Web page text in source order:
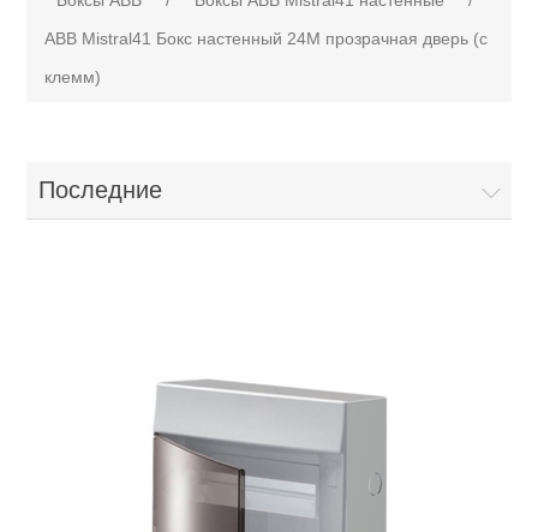
ABB Mistral41 Бокс настенный 24М прозрачная дверь (с
клемм)
Последние